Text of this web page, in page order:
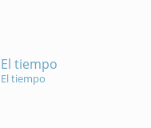
El tiempo
El tiempo